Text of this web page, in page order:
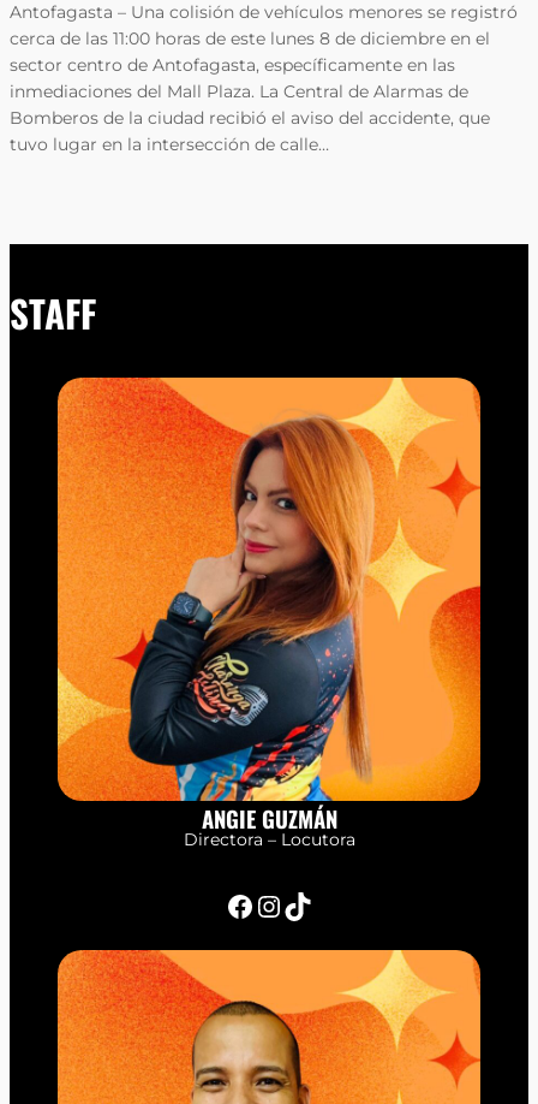
Antofagasta – Una colisión de vehículos menores se registró
cerca de las 11:00 horas de este lunes 8 de diciembre en el
sector centro de Antofagasta, específicamente en las
inmediaciones del Mall Plaza. La Central de Alarmas de
Bomberos de la ciudad recibió el aviso del accidente, que
tuvo lugar en la intersección de calle…
STAFF
ANGIE GUZMÁN
Directora – Locutora
Facebook InstagramTikTok